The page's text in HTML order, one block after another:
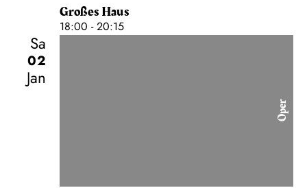
Großes Haus
18:00 - 20:15
Sa
02
Jan
Oper